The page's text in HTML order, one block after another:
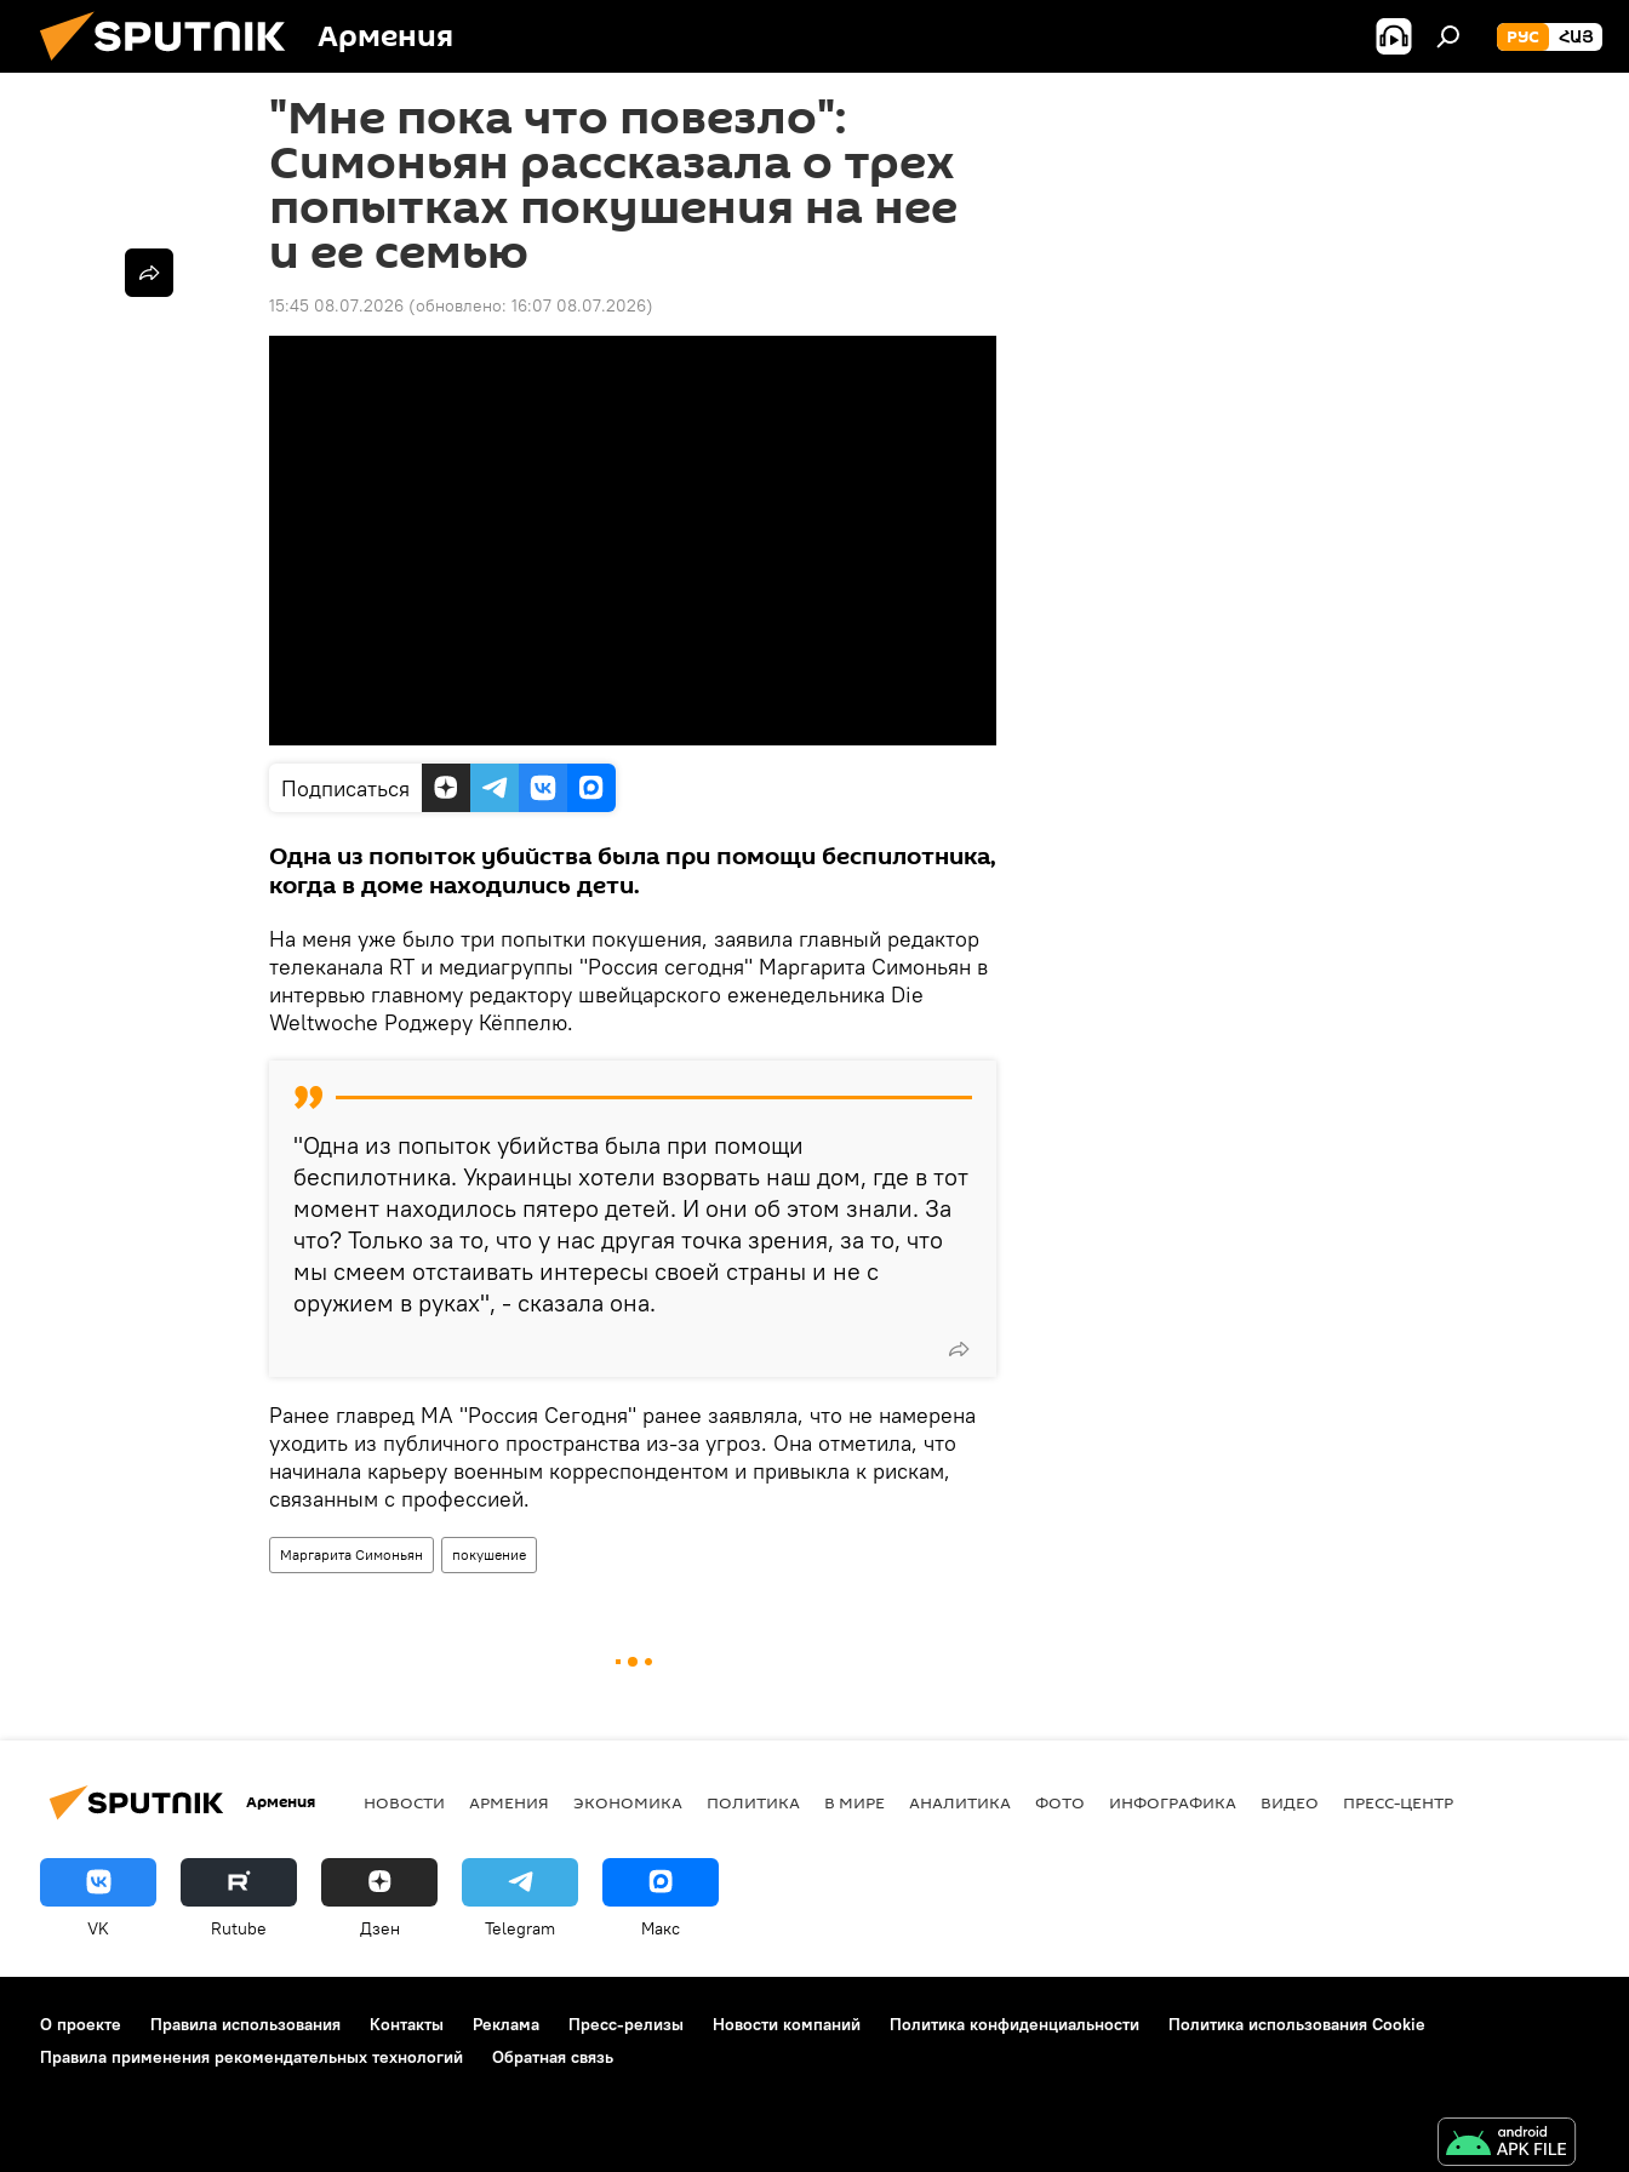
Армения РУС ՀԱՅ
"Мне пока что повезло":
Симоньян рассказала о трех
попытках покушения на нее
и ее семью
15:45 08.07.2026 (обновлено: 16:07 08.07.2026)
Подписаться
Одна из попыток убийства была при помощи беспилотника,
когда в доме находились дети.
На меня уже было три попытки покушения, заявила главный редактор
телеканала RT и медиагруппы "Россия сегодня" Маргарита Симоньян в
интервью главному редактору швейцарского еженедельника Die
Weltwoche Роджеру Кёппелю.
"Одна из попыток убийства была при помощи
беспилотника. Украинцы хотели взорвать наш дом, где в тот
момент находилось пятеро детей. И они об этом знали. За
что? Только за то, что у нас другая точка зрения, за то, что
мы смеем отстаивать интересы своей страны и не с
оружием в руках", - сказала она.
Ранее главред МА "Россия Сегодня" ранее заявляла, что не намерена
уходить из публичного пространства из-за угроз. Она отметила, что
начинала карьеру военным корреспондентом и привыкла к рискам,
связанным с профессией.
Маргарита Симоньян покушение
Армения НОВОСТИ АРМЕНИЯ ЭКОНОМИКА ПОЛИТИКА В МИРЕ АНАЛИТИКА ФОТО ИНФОГРАФИКА ВИДЕО ПРЕСС-ЦЕНТР
VK Rutube Дзен Telegram Макс
О проекте Правила использования Контакты Реклама Пресс-релизы Новости компаний Политика конфиденциальности
Политика использования Cookie
Правила применения рекомендательных технологий
Обратная связь